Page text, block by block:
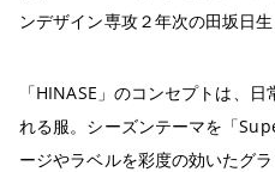
ンデザイン専攻２年次の田坂日生
「HINASE」のコンセプトは、
れる服。シーズンテーマを「
ージやラベルを彩度の効いたグ